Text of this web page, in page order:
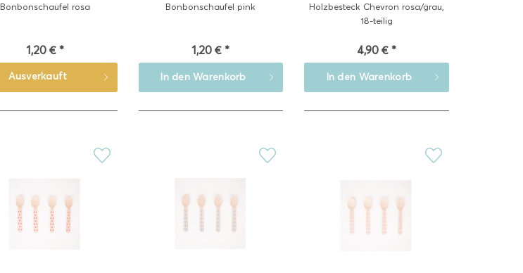
Bonbonschaufel rosa
1,20 € *
Ausverkauft
Bonbonschaufel pink
1,20 € *
In den Warenkorb
Holzbesteck Chevron rosa/grau,
18-teilig
4,90 € *
In den Warenkorb